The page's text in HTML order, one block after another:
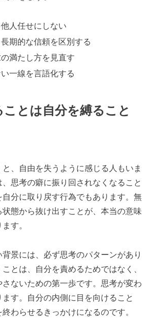
人任せにしない
期的な信頼を区別する
満たし方を見直す
一線を言語化する
とは自分を縛ること
、自由を失うように感じる人もいま
思考の癖に振り回されなくなること
分に取り戻す行為でもあります。無
態から抜け出すことが、本当の意味
す。
景には、必ず思考のパターンがあり
とは、自分を責めるためではなく、
ないための第一歩です。思考が変わ
す。自分の内側に目を向けること
わらせるきっかけになるのです。